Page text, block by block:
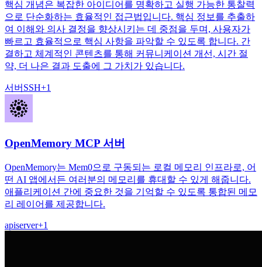
핵심 개념은 복잡한 아이디어를 명확하고 실행 가능한 통찰력
으로 단순화하는 효율적인 접근법입니다. 핵심 정보를 추출하
여 이해와 의사 결정을 향상시키는 데 중점을 두며, 사용자가
빠르고 효율적으로 핵심 사항을 파악할 수 있도록 합니다. 간
결하고 체계적인 콘텐츠를 통해 커뮤니케이션 개선, 시간 절
약, 더 나은 결과 도출에 그 가치가 있습니다.
서버 SSH+1
OpenMemory MCP 서버
OpenMemory는 Mem0으로 구동되는 로컬 메모리 인프라로, 어
떤 AI 앱에서든 여러분의 메모리를 휴대할 수 있게 해줍니다.
애플리케이션 간에 중요한 것을 기억할 수 있도록 통합된 메모
리 레이어를 제공합니다.
apiserver+1